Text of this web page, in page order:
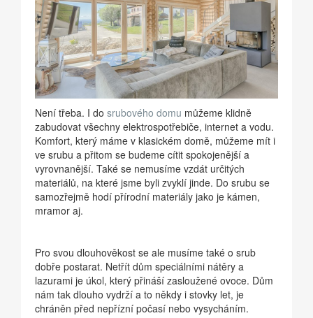
Není třeba. I do srubového domu můžeme klidně
zabudovat všechny elektrospotřebiče, internet a vodu.
Komfort, který máme v klasickém domě, můžeme mít i
ve srubu a přitom se budeme cítit spokojenější a
vyrovnanější. Také se nemusíme vzdát určitých
materiálů, na které jsme byli zvyklí jinde. Do srubu se
samozřejmě hodí přírodní materiály jako je kámen,
mramor aj.
Pro svou dlouhověkost se ale musíme také o srub
dobře postarat. Netřít dům speciálními nátěry a
lazurami je úkol, který přináší zasloužené ovoce. Dům
nám tak dlouho vydrží a to někdy i stovky let, je
chráněn před nepřízní počasí nebo vysycháním.